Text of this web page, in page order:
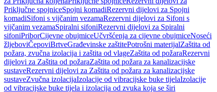
Priključne spojniceSpojni komadiRezervni dijelovi za Spojni
komadiSifoni s vijčanim vezamaRezervni dijelovi za Sifoni s
vijčanim vezamaSpiralni sifoniRezervni dijelovi za Spiralni
sifoniPriborCijevne obujmiceUčvršćenja za cijevne obujmiceNoseći
žljeboviČepoviBrtveGrađevinske zaštitePotrošni materijalZaštita od
požara, zvučna izolacija i zaštita od vlageZaštita od požaraRezervni
dijelovi za Zaštita od požaraZaštita od požara za kanalizacijske
sustaveRezervni dijelovi za Zaštita od požara za kanalizacijske
sustaveZvučna izolacijaIzolacije od vibracijske buke tijelaIzolacije
od vibracijske buke tijela i izolacija od zvuka koja se širi